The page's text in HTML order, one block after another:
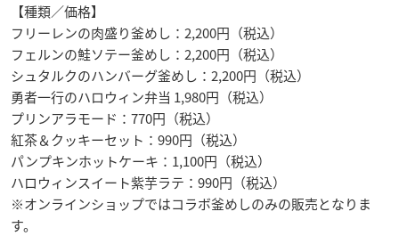
【種類／価格】
フリーレンの肉盛り釜めし：2,200円（税込）
フェルンの鮭ソテー釜めし：2,200円（税込）
シュタルクのハンバーグ釜めし：2,200円（税込）
勇者一行のハロウィン弁当 1,980円（税込）
プリンアラモード：770円（税込）
紅茶＆クッキーセット：990円（税込）
パンプキンホットケーキ：1,100円（税込）
ハロウィンスイート紫芋ラテ：990円（税込）
※オンラインショップではコラボ釜めしのみの販売となりま
す。